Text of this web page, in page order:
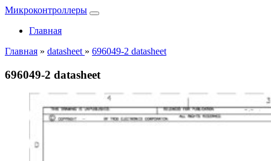
Микроконтроллеры
Главная
Главная » datasheet » 696049-2 datasheet
696049-2 datasheet